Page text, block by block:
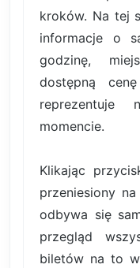
kroków. Na tej
informacje o
godzinę,
dostępną
momencie.
Klikając
przeniesiony
odbywa się
przegląd
biletów na to